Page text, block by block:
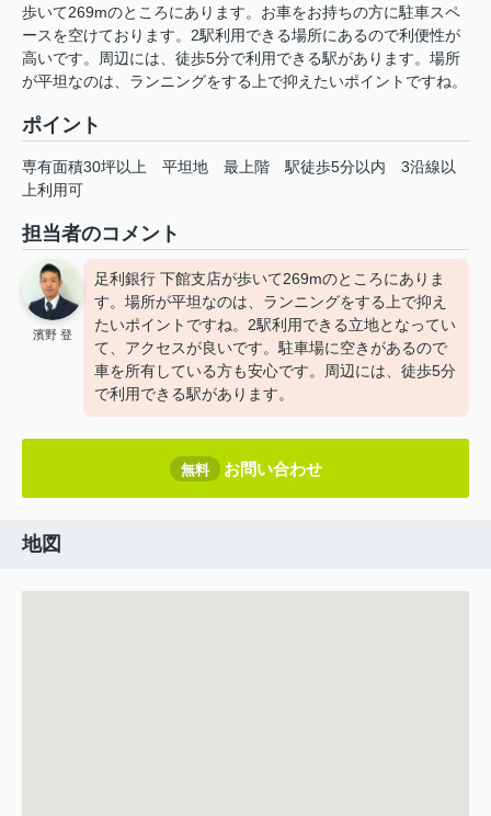
歩いて269mのところにあります。お車をお持ちの方に駐車スペ
ースを空けております。2駅利用できる場所にあるので利便性が
高いです。周辺には、徒歩5分で利用できる駅があります。場所
が平坦なのは、ランニングをする上で抑えたいポイントですね。
ポイント
専有面積30坪以上 平坦地 最上階 駅徒歩5分以内
3沿線以
上利用可
担当者のコメント
濱野 登
足利銀行 下館支店が歩いて269mのところにありま
す。場所が平坦なのは、ランニングをする上で抑え
たいポイントですね。2駅利用できる立地となってい
て、アクセスが良いです。駐車場に空きがあるので
車を所有している方も安心です。周辺には、徒歩5分
で利用できる駅があります。
無料 お問い合わせ
地図